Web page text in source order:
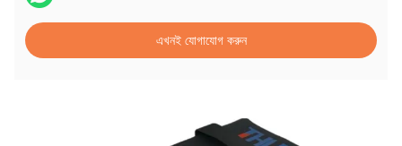
এখনই যোগাযোগ করুন